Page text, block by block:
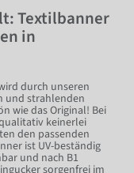
Textilbanner
in
durch unseren
und strahlenden
wie das Original! Bei
keinerlei
den passenden
ist UV-beständig
und nach B1
sorgenfrei im